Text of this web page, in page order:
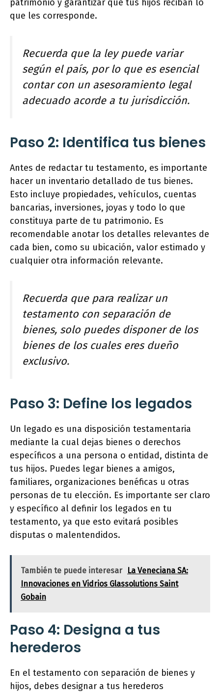
patrimonio y garantizar que tus hijos reciban lo
que les corresponde.
Recuerda que la ley puede variar
según el país, por lo que es esencial
contar con un asesoramiento legal
adecuado acorde a tu jurisdicción.
Paso 2: Identifica tus bienes
Antes de redactar tu testamento, es importante
hacer un inventario detallado de tus bienes.
Esto incluye propiedades, vehículos, cuentas
bancarias, inversiones, joyas y todo lo que
constituya parte de tu patrimonio. Es
recomendable anotar los detalles relevantes de
cada bien, como su ubicación, valor estimado y
cualquier otra información relevante.
Recuerda que para realizar un
testamento con separación de
bienes, solo puedes disponer de los
bienes de los cuales eres dueño
exclusivo.
Paso 3: Define los legados
Un legado es una disposición testamentaria
mediante la cual dejas bienes o derechos
específicos a una persona o entidad, distinta de
tus hijos. Puedes legar bienes a amigos,
familiares, organizaciones benéficas u otras
personas de tu elección. Es importante ser claro
y específico al definir los legados en tu
testamento, ya que esto evitará posibles
disputas o malentendidos.
También te puede interesar
La Veneciana SA:
Innovaciones en Vidrios Glassolutions Saint
Gobain
Paso 4: Designa a tus
herederos
En el testamento con separación de bienes y
hijos, debes designar a tus herederos